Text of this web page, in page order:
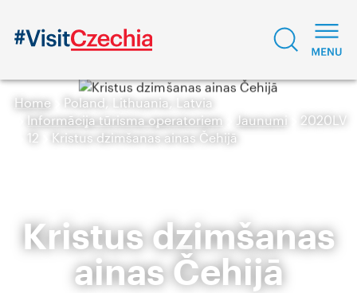
Home
Poland, Lithuania, Latvia
Informācija tūrisma operatoriem
Jaunumi
2020LV
12
Kristus dzimšanas ainas Čehijā
Kristus dzimšanas
ainas Čehijā